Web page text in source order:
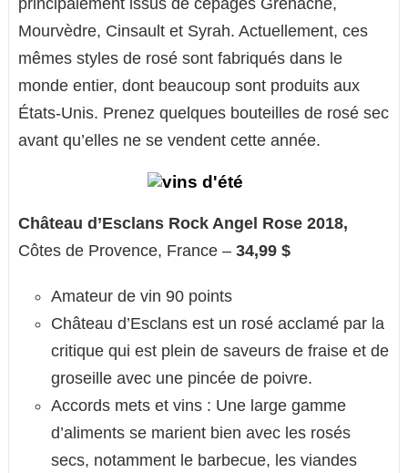
Mourvèdre, Cinsault et Syrah. Actuellement, ces
mêmes styles de rosé sont fabriqués dans le
monde entier, dont beaucoup sont produits aux
États-Unis. Prenez quelques bouteilles de rosé sec
avant qu’elles ne se vendent cette année.
Château d’Esclans Rock Angel Rose 2018,
Côtes de Provence, France – 34,99 $
Amateur de vin 90 points
Château d’Esclans est un rosé acclamé par la
critique qui est plein de saveurs de fraise et de
groseille avec une pincée de poivre.
Accords mets et vins : Une large gamme
d’aliments se marient bien avec les rosés
secs, notamment le barbecue, les viandes